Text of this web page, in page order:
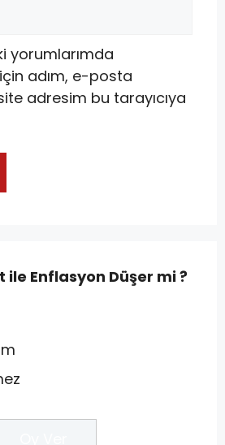
yorumlarımda
için adım, e-posta
adresim bu tarayıcıya
ile Enflasyon Düşer mi ?